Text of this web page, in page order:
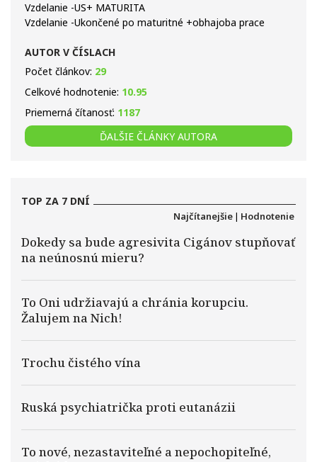
Vzdelanie -US+ MATURITA
Vzdelanie -Ukončené po maturitné +obhajoba prace
AUTOR V ČÍSLACH
Počet článkov: 29
Celkové hodnotenie: 10.95
Priemerná čítanosť: 1187
ĎALŠIE ČLÁNKY AUTORA
TOP ZA 7 DNÍ
Najčítanejšie | Hodnotenie
Dokedy sa bude agresivita Cigánov stupňovať
na neúnosnú mieru?
To Oni udržiavajú a chránia korupciu.
Žalujem na Nich!
Trochu čistého vína
Ruská psychiatrička proti eutanázii
To nové, nezastaviteľné a nepochopiteľné,